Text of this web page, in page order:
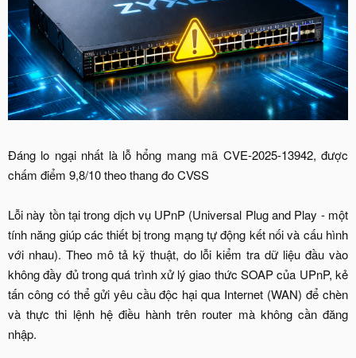
Đáng lo ngại nhất là lỗ hổng mang mã CVE-2025-13942, được
chấm điểm 9,8/10 theo thang đo CVSS
Lỗi này tồn tại trong dịch vụ UPnP (Universal Plug and Play - một
tính năng giúp các thiết bị trong mạng tự động kết nối và cấu hình
với nhau). Theo mô tả kỹ thuật, do lỗi kiểm tra dữ liệu đầu vào
không đầy đủ trong quá trình xử lý giao thức SOAP của UPnP, kẻ
tấn công có thể gửi yêu cầu độc hại qua Internet (WAN) để chèn
và thực thi lệnh hệ điều hành trên router mà không cần đăng
nhập.